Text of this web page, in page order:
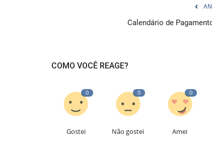
Calendário de
COMO VOCÊ REAGE?
0
Gostei
0
Não gostei
0
Amei